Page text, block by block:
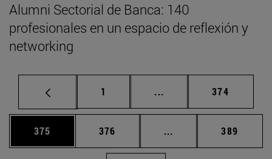
Alumni Sectorial de Banca: 140
profesionales en un espacio de reflexión y
networking
Página
1 ... Páginas intermedias
Página
374
Página
375 Página
376 ... Páginas intermedias
Página
389